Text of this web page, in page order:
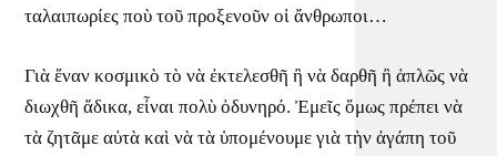
ταλαιπωρίες ποὺ τοῦ προξενοῦν οἱ ἄνθρωποι…
Γιὰ ἕναν κοσμικὸ τὸ νὰ ἐκτελεσθῆ ἢ νὰ δαρθῆ ἢ ἁπλῶς νὰ
διωχθῆ ἄδικα, εἶναι πολὺ ὀδυνηρό. Ἐμεῖς ὅμως πρέπει νὰ
τὰ ζητᾶμε αὐτὰ καὶ νὰ τὰ ὑπομένουμε γιὰ τὴν ἀγάπη τοῦ